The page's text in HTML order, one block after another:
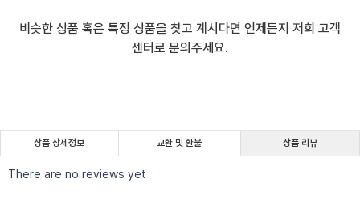
비슷한 상품 혹은 특정 상품을 찾고 계시다면 언제든지 저희 고객
센터로 문의주세요.
상품 상세정보 교환 및 환불 상품 리뷰
There are no reviews yet